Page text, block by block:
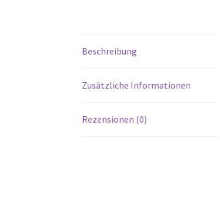
Beschreibung
Zusätzliche Informationen
Rezensionen (0)